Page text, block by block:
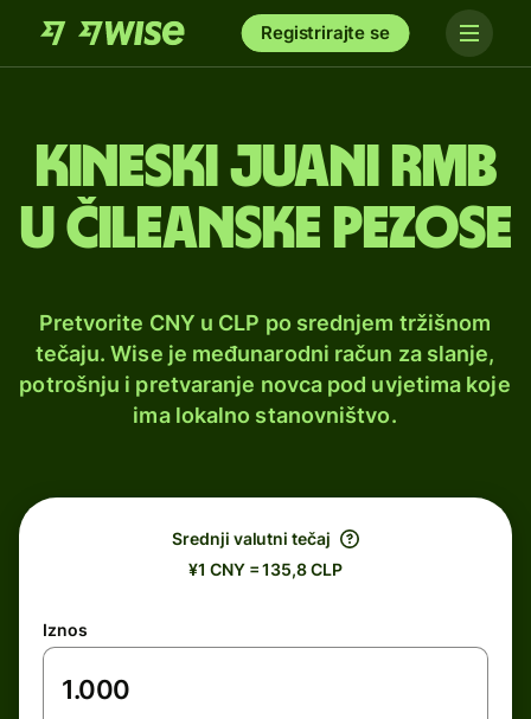
Registrirajte se
Kineski juani rmb
u čileanske pezose
Pretvorite CNY u CLP po srednjem tržišnom
tečaju. Wise je međunarodni račun za slanje,
potrošnju i pretvaranje novca pod uvjetima koje
ima lokalno stanovništvo.
Srednji valutni tečaj
¥1 CNY = 135,8 CLP
Iznos